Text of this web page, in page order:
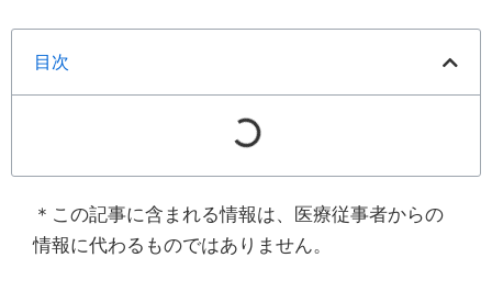
目次
＊この記事に含まれる情報は、医療従事者からの
情報に代わるものではありません。